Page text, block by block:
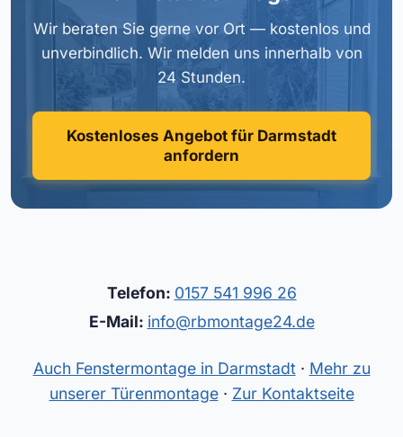
Wir beraten Sie gerne vor Ort — kostenlos und
unverbindlich. Wir melden uns innerhalb von
24 Stunden.
Kostenloses Angebot für Darmstadt
anfordern
Telefon: 0157 541 996 26
E-Mail: info@rbmontage24.de
Auch Fenstermontage in Darmstadt· Mehr zu
unserer Türenmontage· Zur Kontaktseite